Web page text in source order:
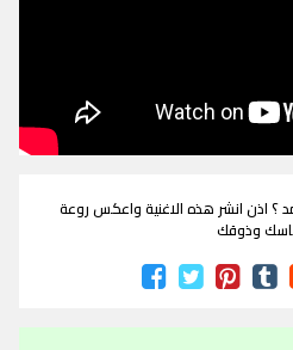
اذن انشر هذه الاغنية واعكس روعة
وذوقك